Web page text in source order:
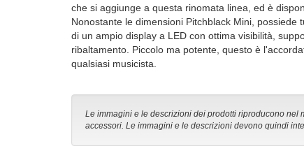
che si aggiunge a questa rinomata linea, ed è
Nonostante le dimensioni Pitchblack Mini,
di un ampio display a LED con ottima visibilità,
ribaltamento. Piccolo ma potente, questo è
qualsiasi musicista.
Le immagini e le descrizioni dei prodotti riproducono nel
accessori. Le immagini e le descrizioni devono quindi